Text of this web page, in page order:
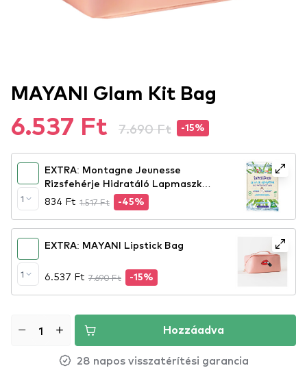
MAYANI Glam Kit Bag
6.537 Ft 7.690 Ft -15%
1
EXTRA: Montagne Jeunesse
Rizsfehérje Hidratáló Lapmaszk
24H Hydration Rice Protein Sheet
834 Ft 1.517 Ft -45%
1
EXTRA: MAYANI Lipstick Bag
6.537 Ft 7.690 Ft -15%
Hozzáadva
28 napos visszatérítési garancia